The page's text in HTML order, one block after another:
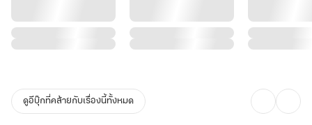
ดูอีบุ๊กที่คล้ายกับเรื่องนี้ทั้งหมด